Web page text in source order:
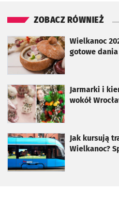
ZOBACZ RÓWNIEŻ
Wielkanoc
gotowe
otworzy się w nowej karcie
Jarmarki i
wokół
otworzy się w nowej karcie
Jak kursują
Wielkanoc?
otworzy się w nowej karcie